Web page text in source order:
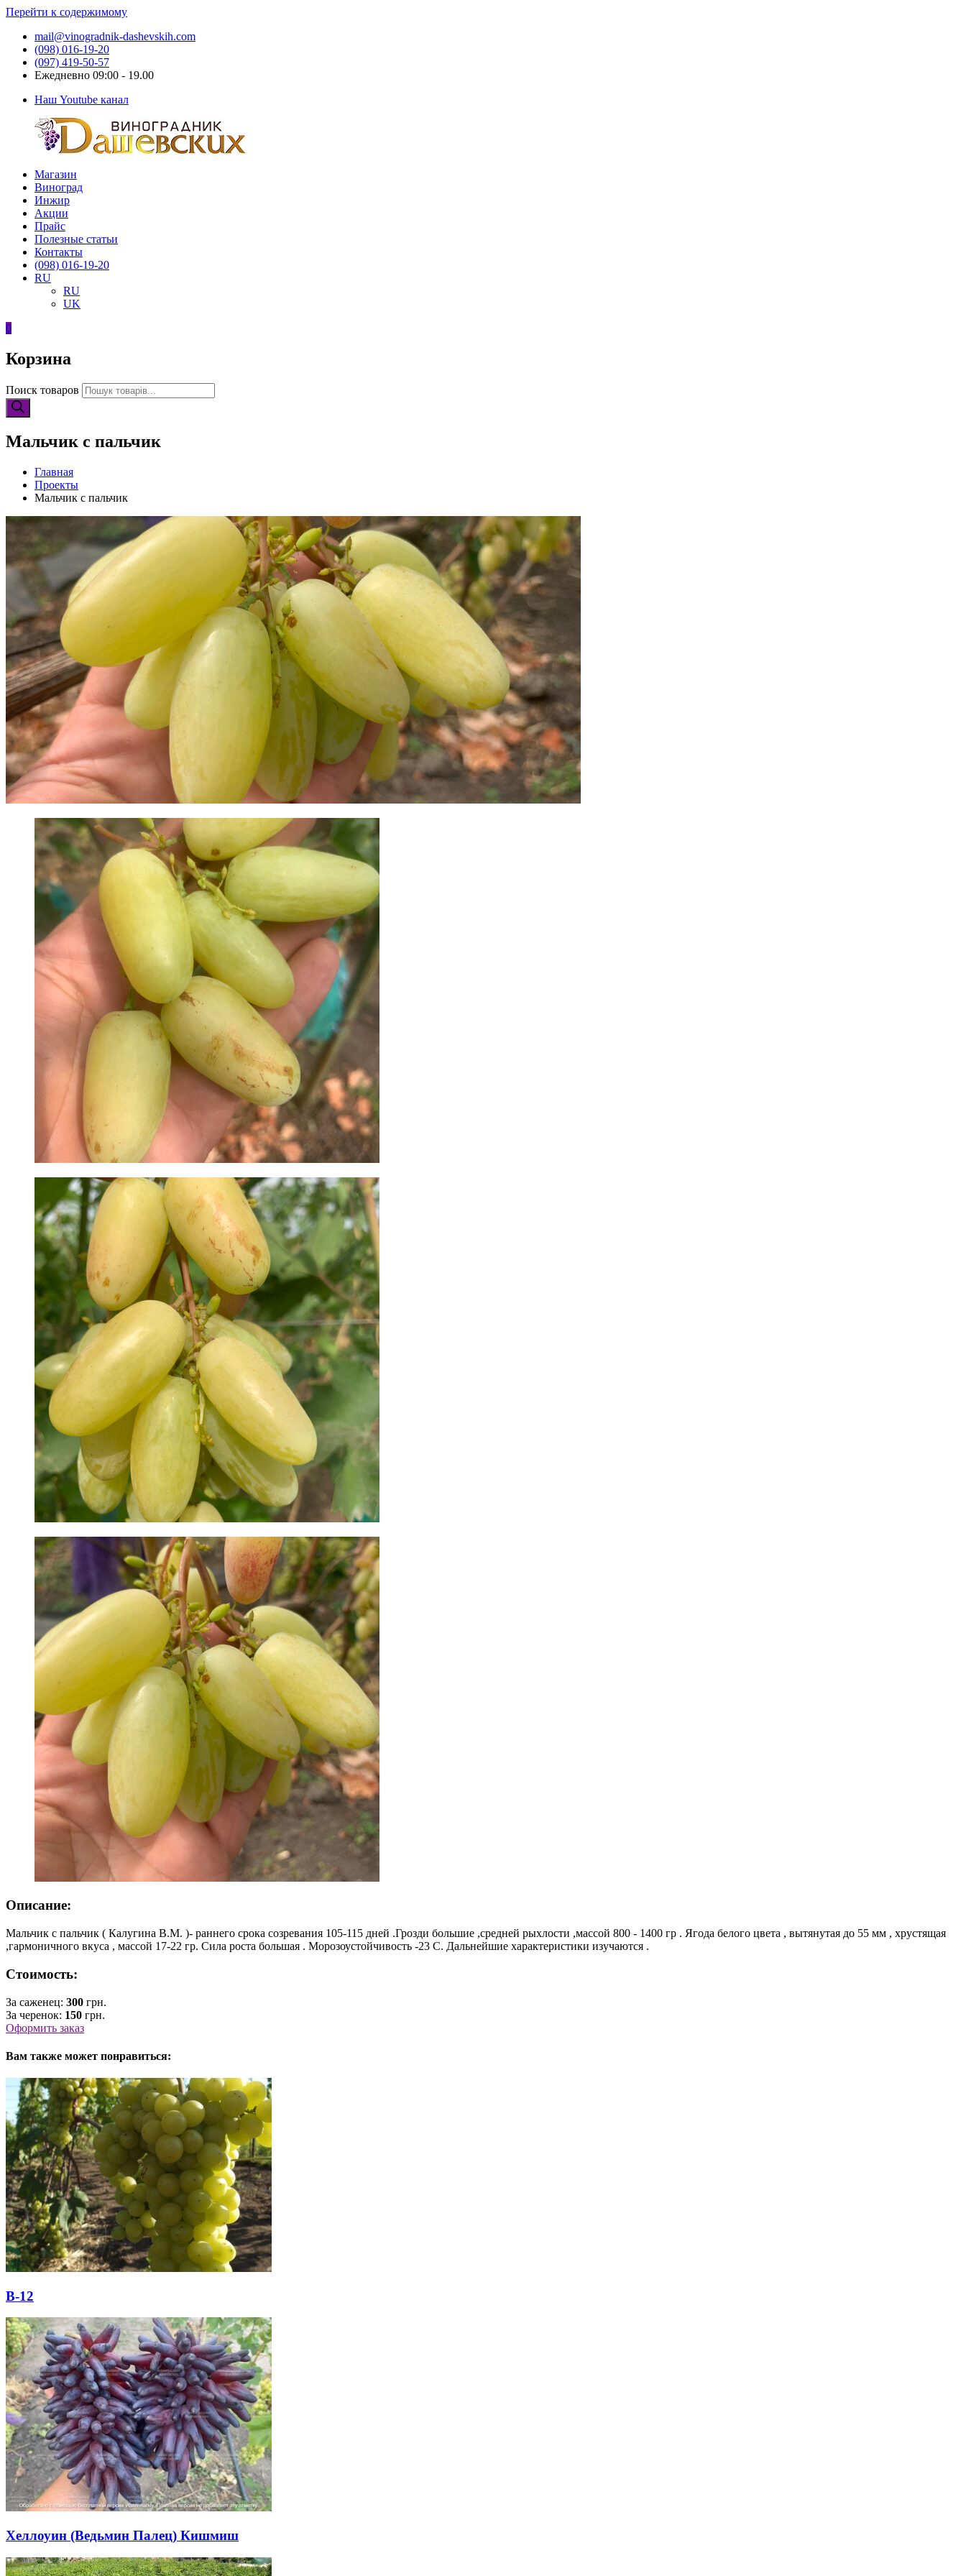
Перейти к содержимому
mail@vinogradnik-dashevskih.com
(098) 016-19-20
(097) 419-50-57
Ежедневно 09:00 - 19.00
Наш Youtube канал
Виноградник
Дашевских
Саженцы
черенки
винограда
Магазин
Виноград
Инжир
Акции
Прайс
Полезные статьи
Контакты
(098) 016-19-20
RU
RU
UK
0
Корзина
Поиск товаров
Мальчик с пальчик
Главная
Проекты
Мальчик с пальчик
Описание:
Мальчик с пальчик ( Калугина В.М. )- раннего срока созревания 105-115 дней .Грозди большие ,средней рыхлости ,массой 800 - 1400 гр . Ягода белого цвета , вытянутая до 55 мм , хрустящая
,гармоничного вкуса , массой 17-22 гр. Сила роста большая . Морозоустойчивость -23 С. Дальнейшие характеристики изучаются .
Стоимость:
За саженец: 300 грн.
За черенок: 150 грн.
Оформить заказ
Вам также может понравиться:
В-12
Хеллоуин (Ведьмин Палец) Кишмиш